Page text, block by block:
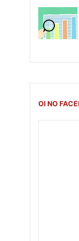
OI NO